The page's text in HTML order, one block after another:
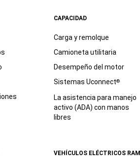
CAPACIDAD
Carga y remolque
Camioneta utilitaria
Desempeño del motor
Sistemas Uconnect®
La asistencia para manejo
activo (ADA) con manos
libres
VEHÍCULOS ELÉCTRICOS RAM